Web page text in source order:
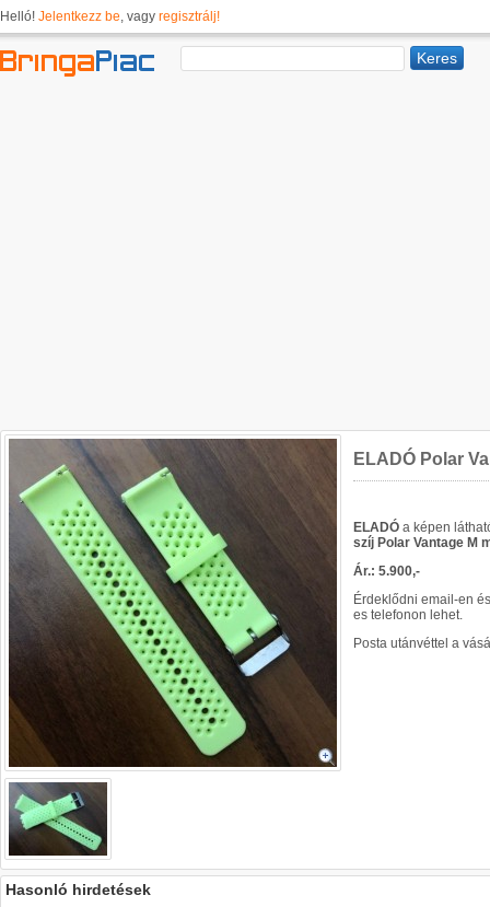
Helló! Jelentkezz be, vagy regisztrálj!
ELADÓ Polar
ELADÓ a képen
szíj Polar Vantage M
Ár.: 5.900,-
Érdeklődni email-en
es telefonon lehet.
Posta utánvéttel a
Hasonló hirdetések